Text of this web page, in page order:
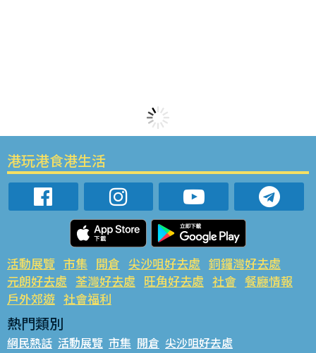
港玩港食港生活
活動展覽 市集 開倉 尖沙咀好去處 銅鑼灣好去處
元朗好去處 荃灣好去處 旺角好去處 社會 餐廳情報
戶外郊遊 社會福利
熱門類別
網民熱話 活動展覽 市集 開倉 尖沙咀好去處